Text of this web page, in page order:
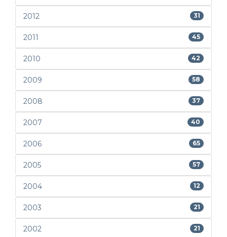
2012 31
2011 45
2010 42
2009 58
2008 37
2007 40
2006 65
2005 57
2004 12
2003 21
2002 21